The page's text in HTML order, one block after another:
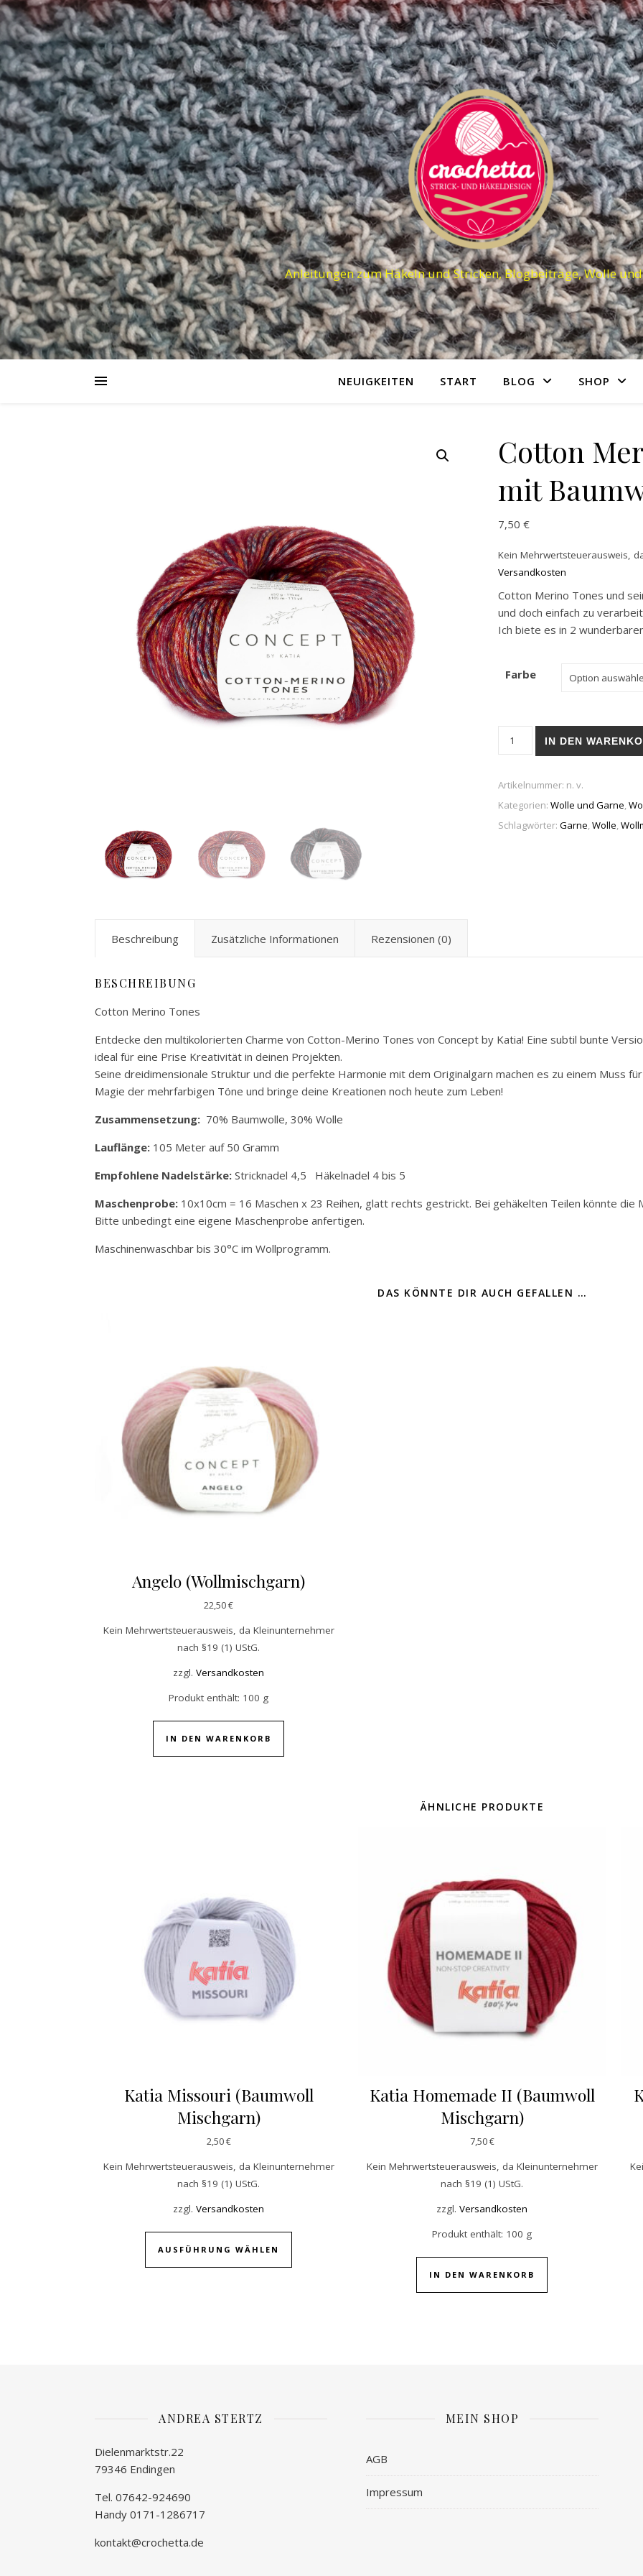
Anleitungen zum Häkeln und Stricken, Blogbeiträge, Wolle
NEUIGKEITEN START BLOG SHOP
Cotton
mit
7,50 €
Kein Mehrwertsteuerausweis,
Versandkosten
Cotton Merino Tones und
und doch einfach zu
Ich biete es in 2
Farbe
Cotton Merino Tones (Wolle
IN DEN
Artikelnummer: n. v.
Kategorien: Wolle und Garne,
Schlagwörter: Garne,Wolle,
Beschreibung Zusätzliche Informationen Rezensionen (0)
BESCHREIBUNG
Cotton Merino Tones
Entdecke den multikolorierten Charme von Cotton-Merino Tones von Concept by Katia! Eine subtil bunte
ideal für eine Prise Kreativität in deinen Projekten.
Seine dreidimensionale Struktur und die perfekte Harmonie mit dem Originalgarn machen es zu einem Muss
Magie der mehrfarbigen Töne und bringe deine Kreationen noch heute zum Leben!
Zusammensetzung: 70% Baumwolle, 30% Wolle
Lauflänge: 105 Meter auf 50 Gramm
Empfohlene Nadelstärke: Stricknadel 4,5 Häkelnadel 4 bis 5
Maschenprobe: 10x10cm = 16 Maschen x 23 Reihen, glatt rechts gestrickt. Bei gehäkelten Teilen könnte die
Bitte unbedingt eine eigene Maschenprobe anfertigen.
Maschinenwaschbar bis 30°C im Wollprogramm.
DAS KÖNNTE DIR AUCH GEFALLEN …
Angelo (Wollmischgarn)
22,50€
Kein Mehrwertsteuerausweis, da Kleinunternehmer
nach §19 (1) UStG.
zzgl.Versandkosten
Produkt enthält: 100 g
IN DEN WARENKORB
ÄHNLICHE PRODUKTE
Katia Missouri (Baumwoll
Mischgarn)
2,50€
Kein Mehrwertsteuerausweis, da Kleinunternehmer
nach §19 (1) UStG.
zzgl.Versandkosten
AUSFÜHRUNG WÄHLEN
Dieses Produkt weist mehrere Varianten auf. Die Optionen können
Katia Homemade II (Baumwoll
Mischgarn)
7,50€
Kein Mehrwertsteuerausweis, da Kleinunternehmer
nach §19 (1) UStG.
zzgl.Versandkosten
Produkt enthält: 100 g
IN DEN WARENKORB
ANDREA STERTZ
Dielenmarktstr.22
79346 Endingen
Tel. 07642-924690
Handy 0171-1286717
kontakt@crochetta.de
MEIN SHOP
AGB
Impressum